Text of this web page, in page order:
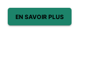
EN SAVOIR PLUS